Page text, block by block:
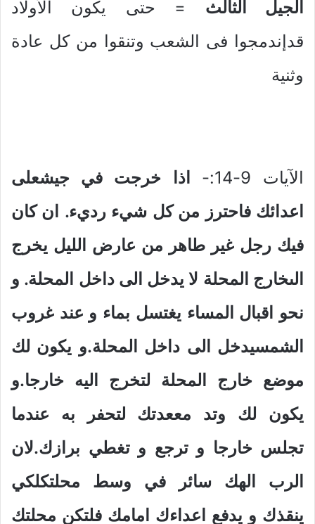
الجيل الثالث = حتى يكون الأولاد
قدإندمجوا فى الشعب وتنقوا من كل عادة
وثنية
الآيات 9-14:-
اذا خرجت في جيشعلى
اعدائك فاحترز من كل شيء رديء. ان كان
فيك رجل غير طاهر من عارض الليل يخرج
الىخارج المحلة لا يدخل الى داخل المحلة. و
نحو اقبال المساء يغتسل بماء و عند غروب
الشمسيدخل الى داخل المحلة.و يكون لك
موضع خارج المحلة لتخرج اليه خارجا.و
يكون لك وتد مععدتك لتحفر به عندما
تجلس خارجا و ترجع و تغطي برازك.لان
الرب الهك سائر في وسط محلتكلكي
ينقذك و يدفع اعداءك امامك فلتكن محلتك